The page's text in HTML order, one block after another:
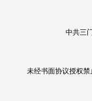
中共三
未经书面协议授权